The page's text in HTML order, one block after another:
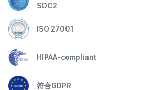
SOC2
ISO 27001
HIPAA-compliant
符合GDPR